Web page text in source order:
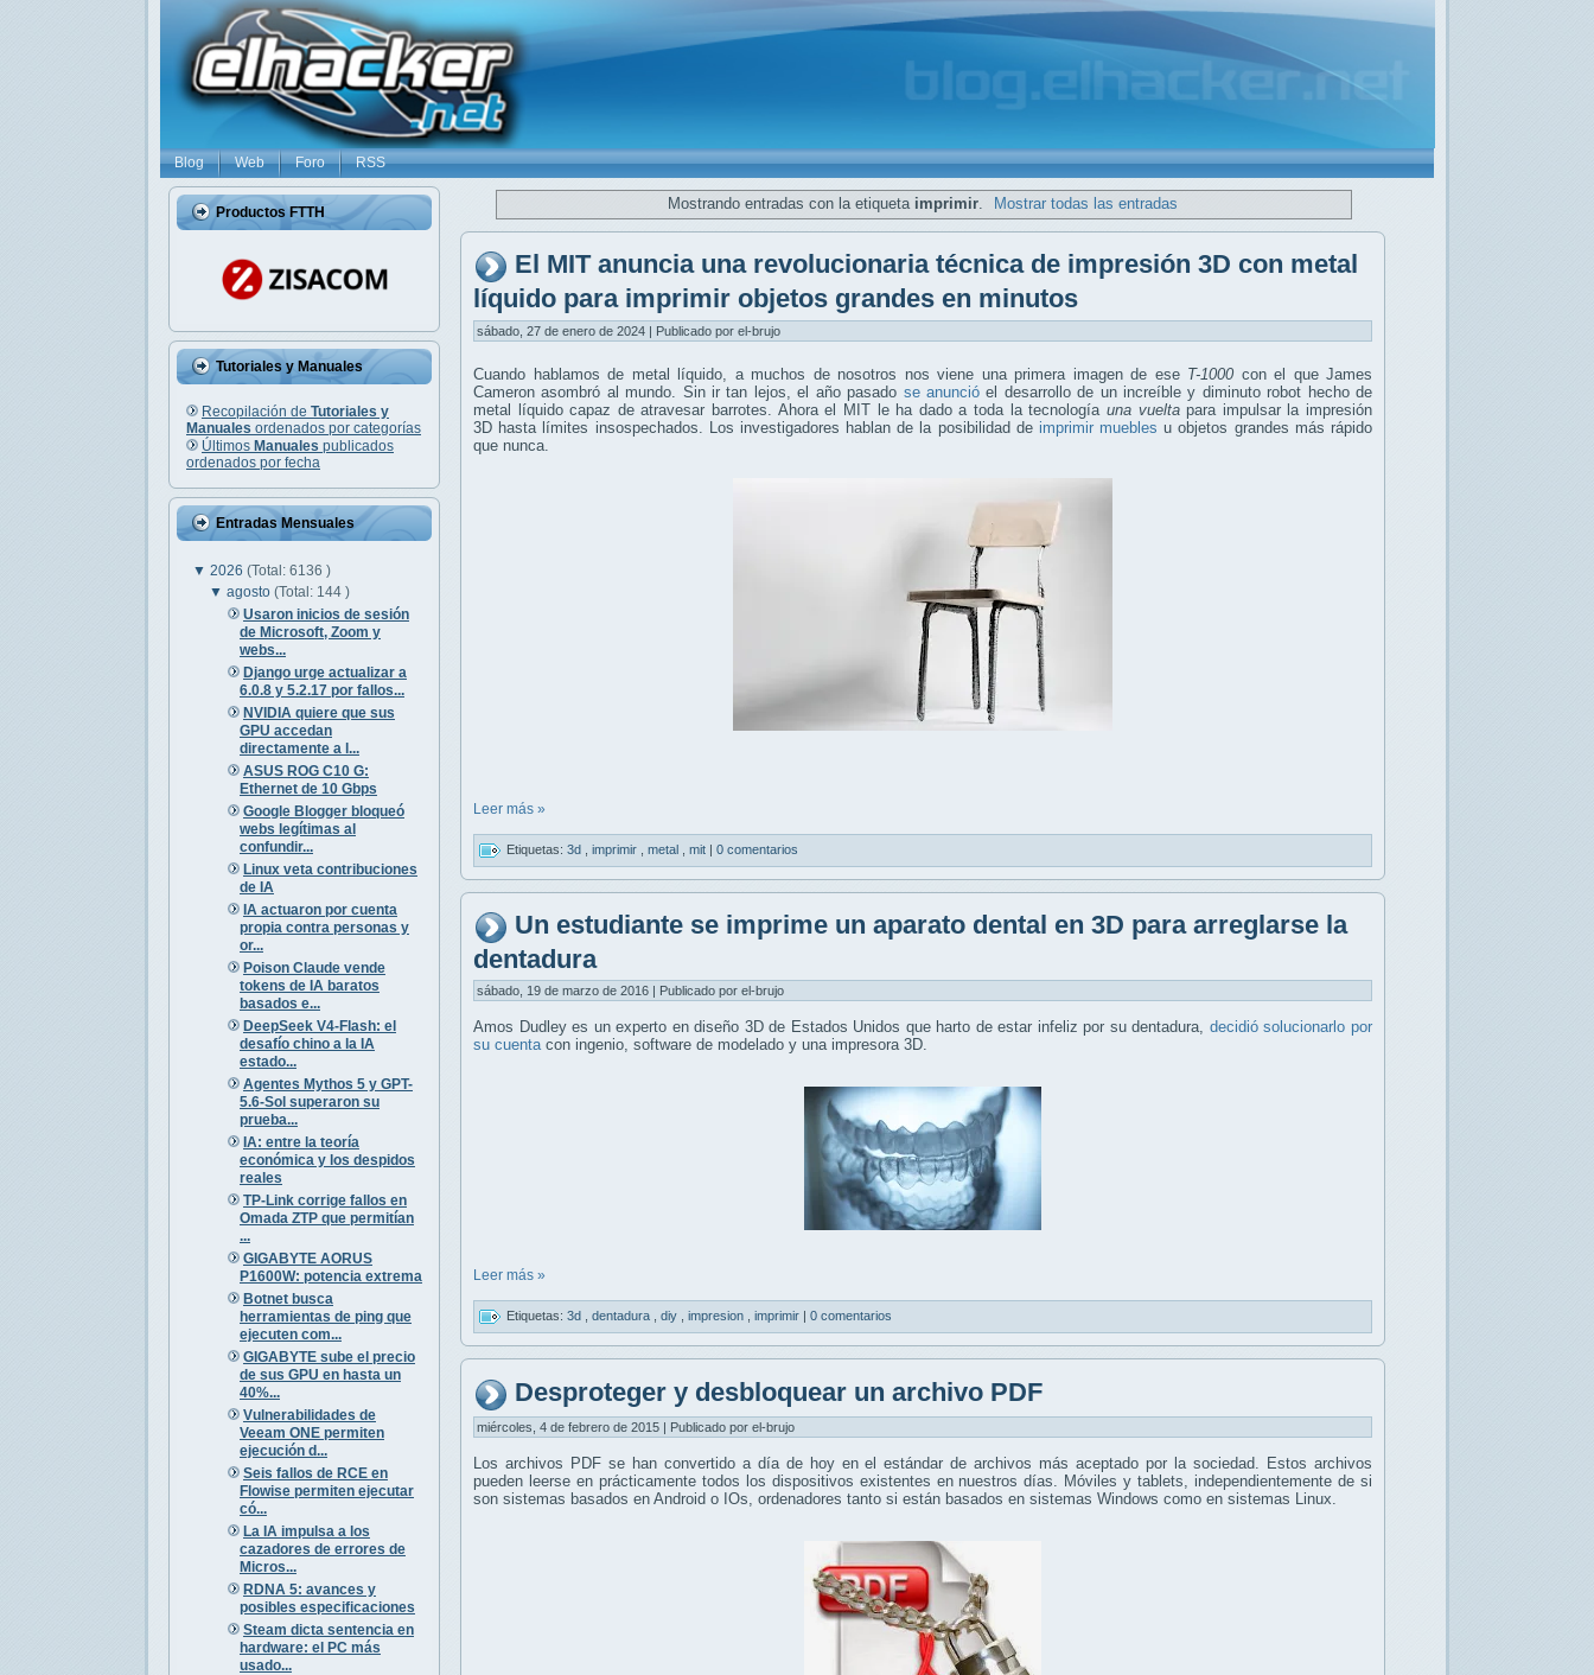
Blog Web Foro RSS
Productos FTTH
Tutoriales y Manuales
Recopilación de Tutoriales y
Manuales ordenados por categorías
Últimos Manuales publicados
ordenados por fecha
Entradas Mensuales
▼ 2026 (Total: 6136 )
▼agosto(Total: 144 )
Usaron inicios de sesión
de Microsoft, Zoom y
webs...
Django urge actualizar a
6.0.8 y 5.2.17 por fallos...
NVIDIA quiere que sus
GPU accedan
directamente a l...
ASUS ROG C10 G:
Ethernet de 10 Gbps
Google Blogger bloqueó
webs legítimas al
confundir...
Linux veta contribuciones
de IA
IA actuaron por cuenta
propia contra personas y
or...
Poison Claude vende
tokens de IA baratos
basados e...
DeepSeek V4-Flash: el
desafío chino a la IA
estado...
Agentes Mythos 5 y GPT-
5.6-Sol superaron su
prueba...
IA: entre la teoría
económica y los despidos
reales
TP-Link corrige fallos en
Omada ZTP que permitían
...
GIGABYTE AORUS
P1600W: potencia extrema
Botnet busca
herramientas de ping que
ejecuten com...
GIGABYTE sube el precio
de sus GPU en hasta un
40%...
Vulnerabilidades de
Veeam ONE permiten
ejecución d...
Seis fallos de RCE en
Flowise permiten ejecutar
có...
La IA impulsa a los
cazadores de errores de
Micros...
RDNA 5: avances y
posibles especificaciones
Steam dicta sentencia en
hardware: el PC más
usado...
Mostrando entradas con la etiqueta imprimir. Mostrar todas las entradas
El MIT anuncia una revolucionaria técnica de impresión 3D con metal
líquido para imprimir objetos grandes en minutos
sábado, 27 de enero de 2024 | Publicado por el-brujo
Cuando hablamos de metal líquido, a muchos de nosotros nos viene una primera imagen de ese T-1000 con el que James
Cameron asombró al mundo. Sin ir tan lejos, el año pasado se anuncióel desarrollo de un increíble y diminuto robot hecho de
metal líquido capaz de atravesar barrotes. Ahora el MIT le ha dado a toda la tecnología una vueltapara impulsar la impresión
3D hasta límites insospechados. Los investigadores hablan de la posibilidad de imprimir muebles u objetos grandes más rápido
que nunca.
Leer más »
Etiquetas: 3d imprimir metal mit | 0 comentarios
Un estudiante se imprime un aparato dental en 3D para arreglarse la
dentadura
sábado, 19 de marzo de 2016 | Publicado por el-brujo
Amos Dudley es un experto en diseño 3D de Estados Unidos que harto de estar infeliz por su dentadura, decidió solucionarlo por
su cuentacon ingenio, software de modelado y una impresora 3D.
Leer más »
Etiquetas: 3d dentadura diy impresion imprimir 0 comentarios
Desproteger y desbloquear un archivo PDF
miércoles, 4 de febrero de 2015 | Publicado por el-brujo
Los archivos PDF se han convertido a día de hoy en el estándar de archivos más aceptado por la sociedad. Estos archivos
pueden leerse en prácticamente todos los dispositivos existentes en nuestros días. Móviles y tablets, independientemente de si
son sistemas basados en Android o IOs, ordenadores tanto si están basados en sistemas Windows como en sistemas Linux.